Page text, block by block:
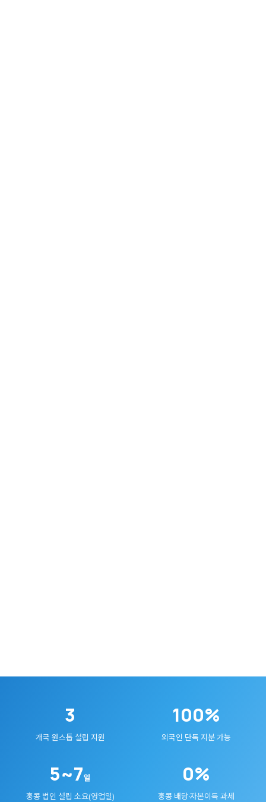
3
개국 원스톱 설립 지원
100%
외국인 단독 지분 가능
5~7일
홍콩 법인 설립 소요(영업일)
0%
홍콩 배당·자본이득 과세